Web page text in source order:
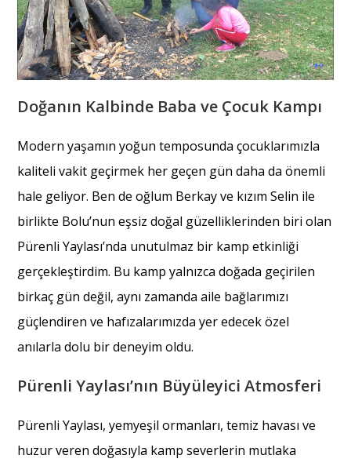
Doğanın Kalbinde Baba ve Çocuk Kampı
Modern yaşamın yoğun temposunda çocuklarımızla
kaliteli vakit geçirmek her geçen gün daha da önemli
hale geliyor. Ben de oğlum Berkay ve kızım Selin ile
birlikte Bolu’nun eşsiz doğal güzelliklerinden biri olan
Pürenli Yaylası’nda unutulmaz bir kamp etkinliği
gerçekleştirdim. Bu kamp yalnızca doğada geçirilen
birkaç gün değil, aynı zamanda aile bağlarımızı
güçlendiren ve hafızalarımızda yer edecek özel
anılarla dolu bir deneyim oldu.
Pürenli Yaylası’nın Büyüleyici Atmosferi
Pürenli Yaylası, yemyeşil ormanları, temiz havası ve
huzur veren doğasıyla kamp severlerin mutlaka